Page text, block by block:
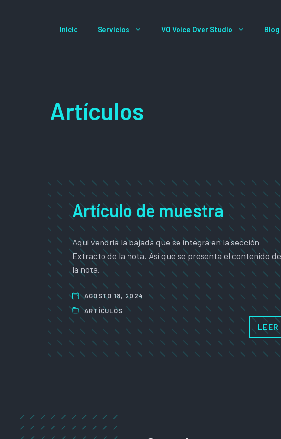
Inicio Servicios VO Voice Over Studio Blog
Artículos
Artículo de muestra
Aquí vendría la bajada que se integra en la sección
Extracto de la nota. Así que se presenta el contenido de
la nota.
AGOSTO 18, 2024
ARTÍCULOS
LEER